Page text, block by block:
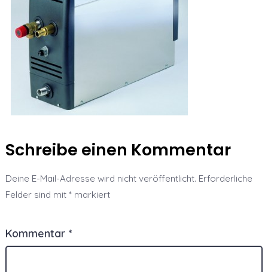
Schreibe einen Kommentar
Deine E-Mail-Adresse wird nicht veröffentlicht. Erforderliche
Felder sind mit* markiert
Kommentar *